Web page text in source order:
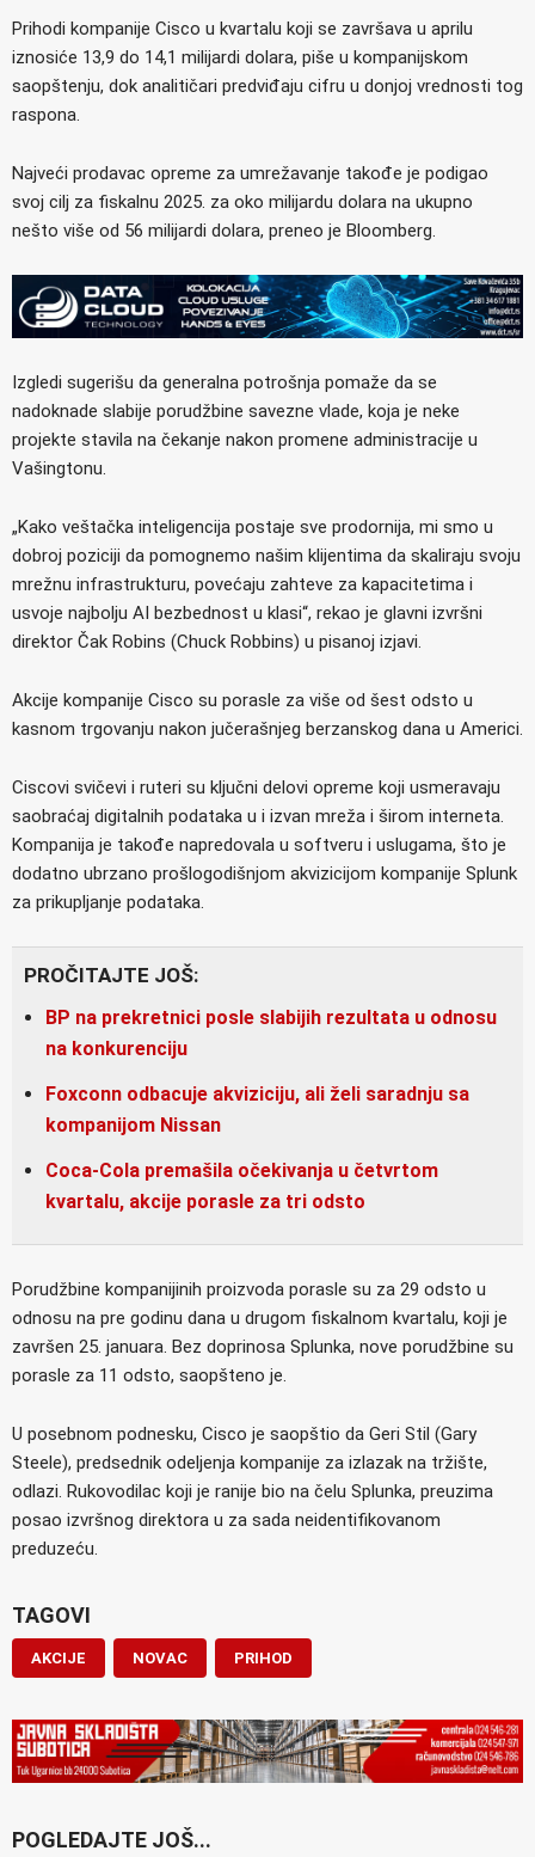
Prihodi kompanije Cisco u kvartalu koji se završava u aprilu
iznosiće 13,9 do 14,1 milijardi dolara, piše u kompanijskom
saopštenju, dok analitičari predviđaju cifru u donjoj vrednosti tog
raspona.
Najveći prodavac opreme za umrežavanje takođe je podigao
svoj cilj za fiskalnu 2025. za oko milijardu dolara na ukupno
nešto više od 56 milijardi dolara, preneo je Bloomberg.
Izgledi sugerišu da generalna potrošnja pomaže da se
nadoknade slabije porudžbine savezne vlade, koja je neke
projekte stavila na čekanje nakon promene administracije u
Vašingtonu.
„Kako veštačka inteligencija postaje sve prodornija, mi smo u
dobroj poziciji da pomognemo našim klijentima da skaliraju svoju
mrežnu infrastrukturu, povećaju zahteve za kapacitetima i
usvoje najbolju AI bezbednost u klasi“, rekao je glavni izvršni
direktor Čak Robins (Chuck Robbins) u pisanoj izjavi.
Akcije kompanije Cisco su porasle za više od šest odsto u
kasnom trgovanju nakon jučerašnjeg berzanskog dana u Americi.
Ciscovi svičevi i ruteri su ključni delovi opreme koji usmeravaju
saobraćaj digitalnih podataka u i izvan mreža i širom interneta.
Kompanija je takođe napredovala u softveru i uslugama, što je
dodatno ubrzano prošlogodišnjom akvizicijom kompanije Splunk
za prikupljanje podataka.
PROČITAJTE JOŠ:
BP na prekretnici posle slabijih rezultata u odnosu
na konkurenciju
Foxconn odbacuje akviziciju, ali želi saradnju sa
kompanijom Nissan
Coca-Cola premašila očekivanja u četvrtom
kvartalu, akcije porasle za tri odsto
Porudžbine kompanijinih proizvoda porasle su za 29 odsto u
odnosu na pre godinu dana u drugom fiskalnom kvartalu, koji je
završen 25. januara. Bez doprinosa Splunka, nove porudžbine su
porasle za 11 odsto, saopšteno je.
U posebnom podnesku, Cisco je saopštio da Geri Stil (Gary
Steele), predsednik odeljenja kompanije za izlazak na tržište,
odlazi. Rukovodilac koji je ranije bio na čelu Splunka, preuzima
posao izvršnog direktora u za sada neidentifikovanom
preduzeću.
TAGOVI
AKCIJE NOVAC PRIHOD
POGLEDAJTE JOŠ...